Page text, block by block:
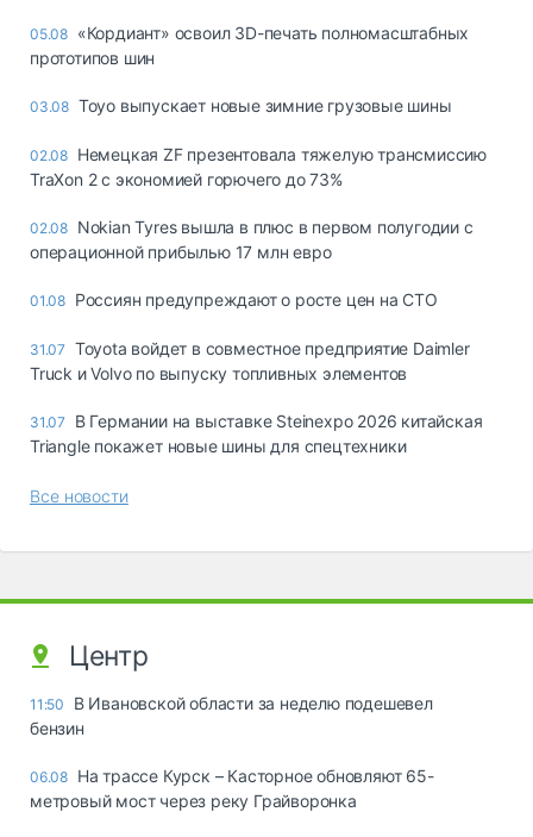
05.08 «Кордиант» освоил 3D-печать полномасштабных
прототипов шин
03.08 Toyo выпускает новые зимние грузовые шины
02.08 Немецкая ZF презентовала тяжелую трансмиссию
TraXon 2 с экономией горючего до 73%
02.08 Nokian Tyres вышла в плюс в первом полугодии с
операционной прибылью 17 млн евро
01.08 Россиян предупреждают о росте цен на СТО
31.07 Toyota войдет в совместное предприятие Daimler
Truck и Volvo по выпуску топливных элементов
31.07
В Германии на выставке Steinexpo 2026 китайская
Triangle покажет новые шины для спецтехники
Все новости
Центр
11:50
В Ивановской области за неделю подешевел
бензин
06.08 На трассе Курск – Касторное обновляют 65-
метровый мост через реку Грайворонка